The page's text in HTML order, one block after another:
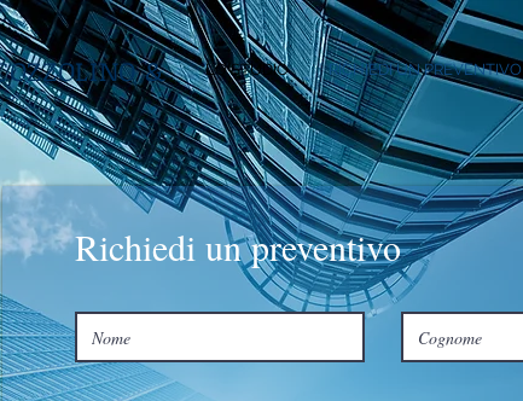
& LO STUDIO RICHIEDI UN PREVENTIVO
Richiedi un preventivo